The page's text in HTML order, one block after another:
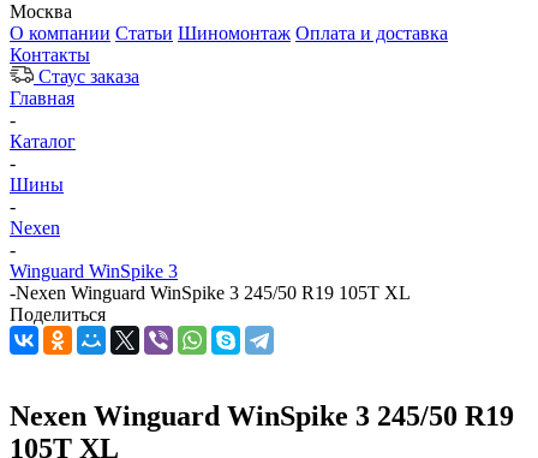
Москва
О компании Статьи Шиномонтаж Оплата и доставка
Контакты
Стаус заказа
Главная
-
Каталог
-
Шины
-
Nexen
-
Winguard WinSpike 3
-Nexen Winguard WinSpike 3 245/50 R19 105T XL
Поделиться
Nexen Winguard WinSpike 3 245/50 R19
105T XL